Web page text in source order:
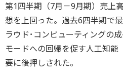
第1四半期（7月－9月期）売上
想を上回った。過去6四半期で
ラウド･コンピューティングの
モードへの回帰を促す人工知
要に後押しされた。